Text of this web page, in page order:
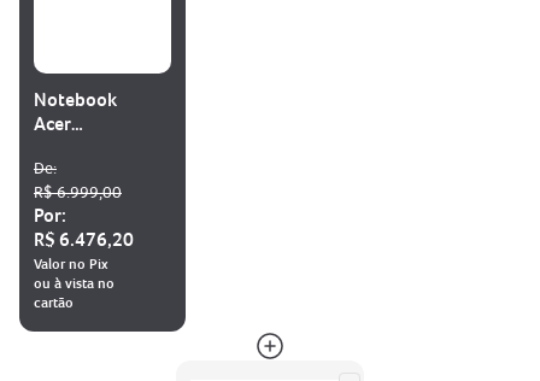
Notebook
Acer
15
De:
R$ 6.999,00
Por:
R$ 6.476,20
Valor no Pix
ou à vista no
cartão